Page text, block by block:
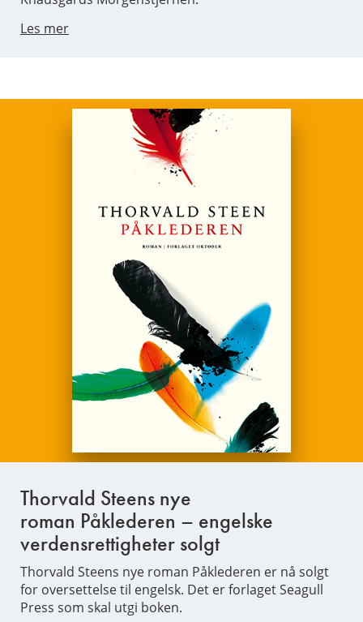
Les mer
Thorvald Steens nye
roman Påklederen – engelske
verdensrettigheter solgt
Thorvald Steens nye roman Påklederen er nå solgt
for oversettelse til engelsk. Det er forlaget Seagull
Press som skal utgi boken.